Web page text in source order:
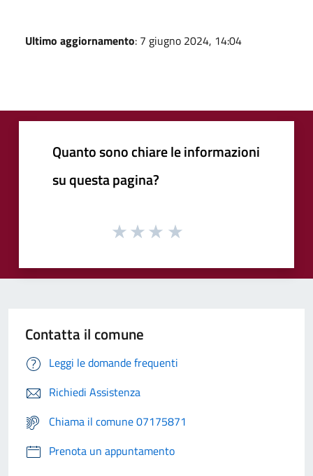
Ultimo aggiornamento: 7 giugno 2024, 14:04
Quanto sono chiare le informazioni
su questa pagina?
Contatta il comune
Leggi le domande frequenti
Richiedi Assistenza
Chiama il comune 07175871
Prenota un appuntamento